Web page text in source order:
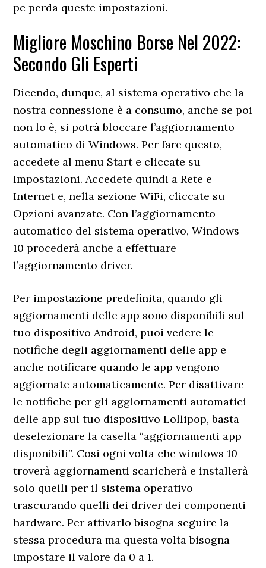
pc perda queste impostazioni.
Migliore Moschino Borse Nel 2022:
Secondo Gli Esperti
Dicendo, dunque, al sistema operativo che la
nostra connessione è a consumo, anche se poi
non lo è, si potrà bloccare l’aggiornamento
automatico di Windows. Per fare questo,
accedete al menu Start e cliccate su
Impostazioni. Accedete quindi a Rete e
Internet e, nella sezione WiFi, cliccate su
Opzioni avanzate. Con l’aggiornamento
automatico del sistema operativo, Windows
10 procederà anche a effettuare
l’aggiornamento driver.
Per impostazione predefinita, quando gli
aggiornamenti delle app sono disponibili sul
tuo dispositivo Android, puoi vedere le
notifiche degli aggiornamenti delle app e
anche notificare quando le app vengono
aggiornate automaticamente. Per disattivare
le notifiche per gli aggiornamenti automatici
delle app sul tuo dispositivo Lollipop, basta
deselezionare la casella “aggiornamenti app
disponibili”. Cosi ogni volta che windows 10
troverà aggiornamenti scaricherà e installerà
solo quelli per il sistema operativo
trascurando quelli dei driver dei componenti
hardware. Per attivarlo bisogna seguire la
stessa procedura ma questa volta bisogna
impostare il valore da 0 a 1.